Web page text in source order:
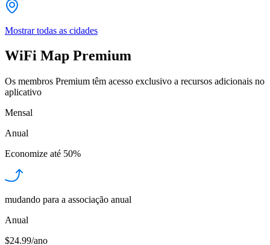
Mostrar todas as cidades
WiFi Map Premium
Os membros Premium têm acesso exclusivo a recursos adicionais no
aplicativo
Mensal
Anual
Economize até 50%
mudando para a associação anual
Anual
$24.99/ano